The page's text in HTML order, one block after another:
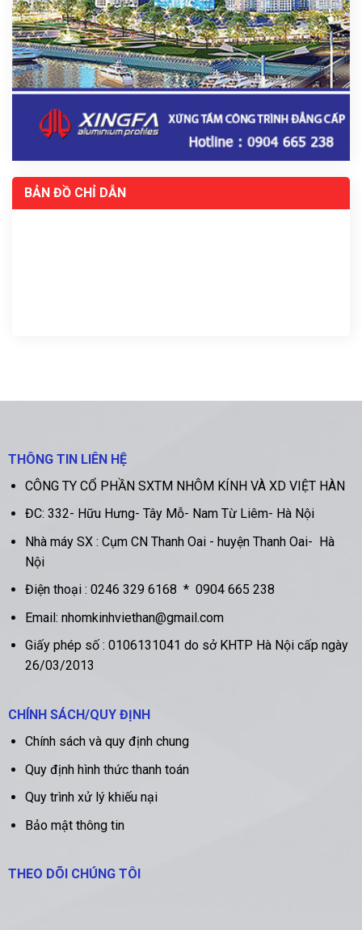
BẢN ĐỒ CHỈ DẪN
THÔNG TIN LIÊN HỆ
CÔNG TY CỔ PHẦN SXTM NHÔM KÍNH VÀ XD VIỆT HÀN
ĐC: 332- Hữu Hưng- Tây Mỗ- Nam Từ Liêm- Hà Nội
Nhà máy SX : Cụm CN Thanh Oai - huyện Thanh Oai- Hà
Nội
Điện thoại : 0246 329 6168 * 0904 665 238
Email: nhomkinhviethan@gmail.com
Giấy phép số : 0106131041 do sở KHTP Hà Nội cấp ngày
26/03/2013
CHÍNH SÁCH/QUY ĐỊNH
Chính sách và quy định chung
Quy định hình thức thanh toán
Quy trình xử lý khiếu nại
Bảo mật thông tin
THEO DÕI CHÚNG TÔI